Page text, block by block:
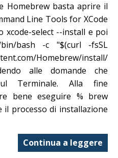
Homebrew basta aprire il
Line Tools for XCode
xcode-select --install e poi
bash -c "$(curl -fsSL
Homebrew/install/
alle domande che
Terminale. Alla fine
bene eseguire % brew
processo di installazione
Continua a leggere